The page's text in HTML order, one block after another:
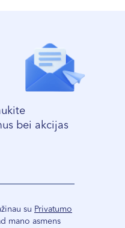
bei akcijas
su Privatumo
mano asmens